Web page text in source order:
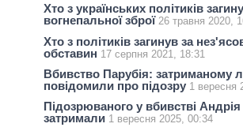
Хто з українських політиків
вогнепальної зброї 26 травня 2020,
Хто з політиків загинув за
обставин 17 серпня 2021, 18:31
Вбивство Парубія: затриманому
повідомили про підозру 1 вересня
Підозрюваного у вбивстві Андрія
затримали 1 вересня 2025, 00:34